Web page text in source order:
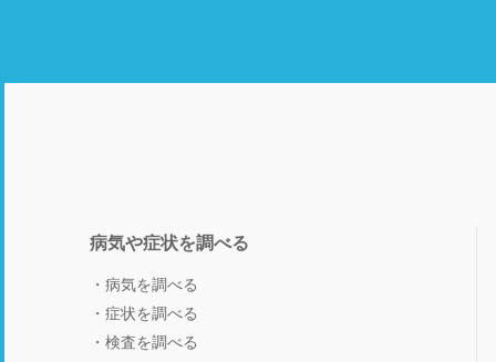
病気や症状を調べる
病気を調べる
症状を調べる
検査を調べる